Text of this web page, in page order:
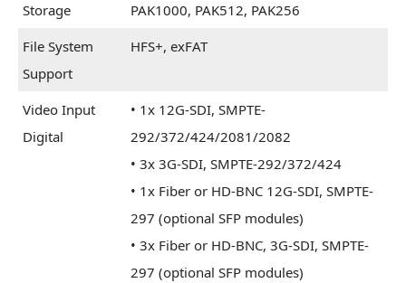
Storage
PAK1000, PAK512, PAK256
File System
Support
HFS+, exFAT
Video Input
Digital
• 1x 12G-SDI, SMPTE-
292/372/424/2081/2082
• 3x 3G-SDI, SMPTE-292/372/424
• 1x Fiber or HD-BNC 12G-SDI, SMPTE-
297 (optional SFP modules)
• 3x Fiber or HD-BNC, 3G-SDI, SMPTE-
297 (optional SFP modules)